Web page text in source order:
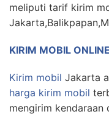
meliputi tarif kirim
KIRIM MOBIL ONLINE
Kirim mobil Jakarta
harga kirim mobil
mengirim kendaraan